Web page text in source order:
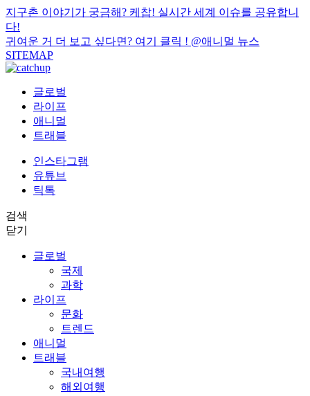
지구촌 이야기가 궁금해? 케찹! 실시간 세계 이슈를 공유합니
다!
귀여운 거 더 보고 싶다면? 여기 클릭 ! @애니멀 뉴스
SITEMAP
글로벌
라이프
애니멀
트래블
인스타그램
유튜브
틱톡
검색
닫기
글로벌
국제
과학
라이프
문화
트렌드
애니멀
트래블
국내여행
해외여행